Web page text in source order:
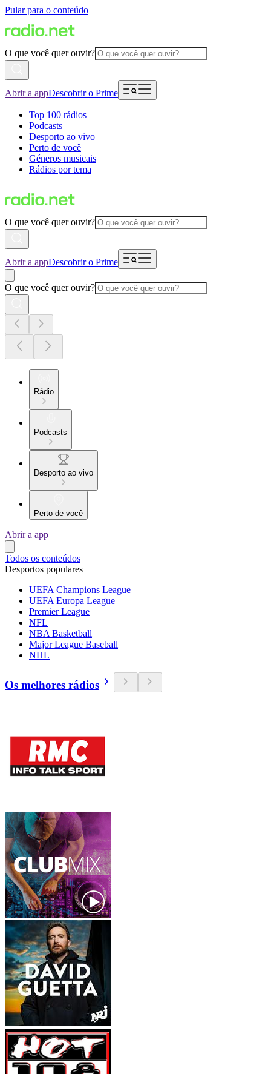
Pular para o conteúdo
O que você quer ouvir?
Abrir a appDescobrir o Prime
Top 100 rádios
Podcasts
Desporto ao vivo
Perto de você
Géneros musicais
Rádios por tema
O que você quer ouvir?
Abrir a appDescobrir o Prime
O que você quer ouvir?
Rádio
Podcasts
Desporto ao vivo
Perto de você
Abrir a app
Todos os conteúdos
Desportos populares
UEFA Champions League
UEFA Europa League
Premier League
NFL
NBA Basketball
Major League Baseball
NHL
Os melhores rádios